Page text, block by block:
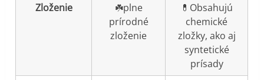
Zloženie
☘️plne
prírodné
zloženie
💊Obsahujú
chemické
zložky, ako aj
syntetické
prísady